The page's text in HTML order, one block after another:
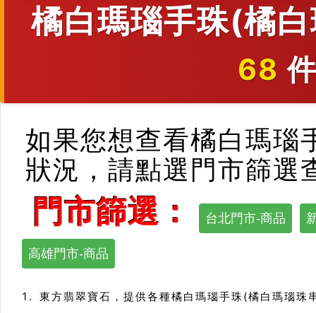
橘白瑪瑙手珠(橘
68
如果您想查看橘白瑪瑙
狀況，請點選門市篩選
門市篩選： 台北門市-商品
高雄門市-商品
東方翡翠寶石，提供各種橘白瑪瑙手珠(橘白瑪瑙珠